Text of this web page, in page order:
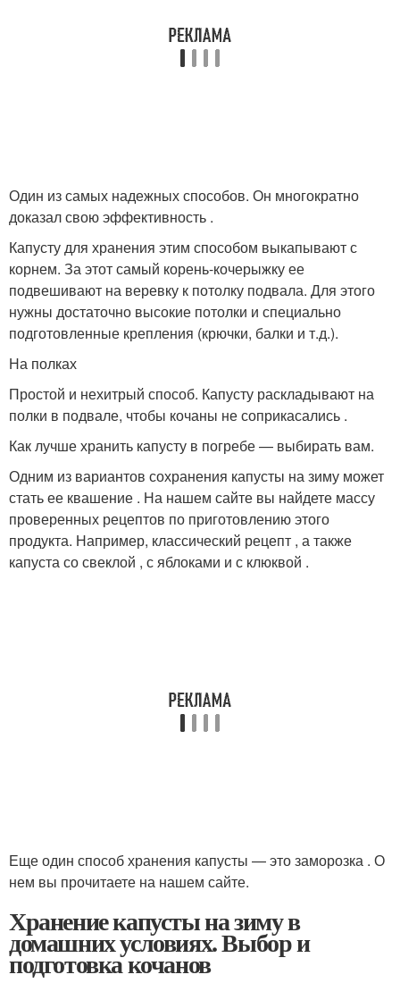
Один из самых надежных способов. Он многократно
доказал свою эффективность .
Капусту для хранения этим способом выкапывают с
корнем. За этот самый корень-кочерыжку ее
подвешивают на веревку к потолку подвала. Для этого
нужны достаточно высокие потолки и специально
подготовленные крепления (крючки, балки и т.д.).
На полках
Простой и нехитрый способ. Капусту раскладывают на
полки в подвале, чтобы кочаны не соприкасались .
Как лучше хранить капусту в погребе — выбирать вам.
Одним из вариантов сохранения капусты на зиму может
стать ее квашение . На нашем сайте вы найдете массу
проверенных рецептов по приготовлению этого
продукта. Например, классический рецепт , а также
капуста со свеклой , с яблоками и с клюквой .
Еще один способ хранения капусты — это заморозка . О
нем вы прочитаете на нашем сайте.
Хранение капусты на зиму в
домашних условиях. Выбор и
подготовка кочанов